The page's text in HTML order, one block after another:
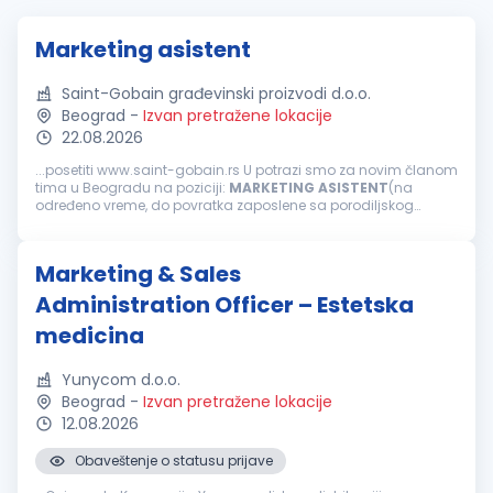
Marketing asistent
Saint-Gobain građevinski proizvodi d.o.o.
Beograd - Izvan pretražene lokacije
22.08.2026
...posetiti www.saint-gobain.rs U potrazi smo za novim članom
tima u Beogradu na poziciji: MARKETING ASISTENT(na
određeno vreme, do povratka zaposlene sa porodiljskog
Marketing & Sales
Administration Officer – Estetska
medicina
Yunycom d.o.o.
Beograd - Izvan pretražene lokacije
12.08.2026
Obaveštenje o statusu prijave